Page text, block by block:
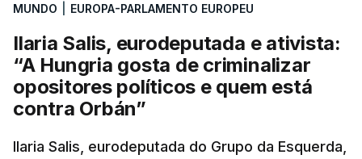
MUNDO EUROPA-PARLAMENTO EUROPEU
Ilaria Salis, eurodeputada e ativista:
“A Hungria gosta de criminalizar
opositores políticos e quem está
contra Orbán”
Ilaria Salis, eurodeputada do Grupo da Esquerda,